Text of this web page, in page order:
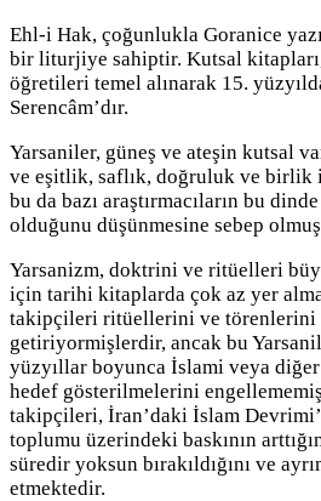
Ehl-i Hak, çoğunlukla Goranice
bir liturjiye sahiptir. Kutsal kitapları,
öğretileri temel alınarak 15.
Serencâm’dır.
Yarsaniler, güneş ve ateşin kutsal
ve eşitlik, saflık, doğruluk ve birlik
bu da bazı araştırmacıların bu
olduğunu düşünmesine sebep
Yarsanizm, doktrini ve ritüelleri
için tarihi kitaplarda çok az yer
takipçileri ritüellerini ve törenlerini
getiriyormişlerdir, ancak bu
yüzyıllar boyunca İslami veya
hedef gösterilmelerini
takipçileri, İran’daki İslam
toplumu üzerindeki baskının
süredir yoksun bırakıldığını ve
etmektedir.